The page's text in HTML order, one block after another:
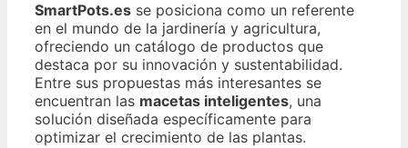
SmartPots.es se posiciona como un referente
en el mundo de la jardinería y agricultura,
ofreciendo un catálogo de productos que
destaca por su innovación y sustentabilidad.
Entre sus propuestas más interesantes se
encuentran las macetas inteligentes, una
solución diseñada específicamente para
optimizar el crecimiento de las plantas.